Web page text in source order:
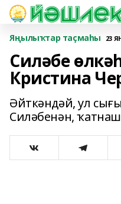
Яңылыҡтар таҫмаһы 23
Силәбе
Кристина
Әйткәндәй, ул
Силәбенән,